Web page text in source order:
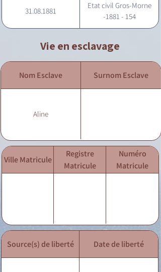
31.08.1881
Etat civil Gros-Morne
-1881 - 154
Vie en esclavage
Nom Esclave Surnom Esclave
Aline
Ville Matricule
Registre
Matricule
Numéro
Matricule
Source(s) de liberté Date de liberté